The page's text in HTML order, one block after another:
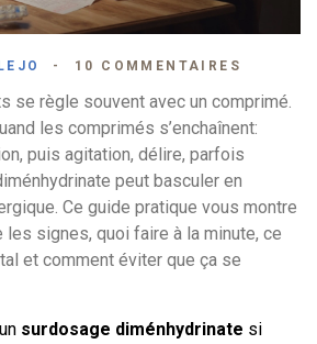
10 COMMENTAIRES
se règle souvent avec un comprimé.
les comprimés s’enchaînent:
puis agitation, délire, parfois
peut basculer en
Ce guide pratique vous montre
les signes, quoi faire à la minute, ce
et comment éviter que ça se
surdosage diménhydrinate si